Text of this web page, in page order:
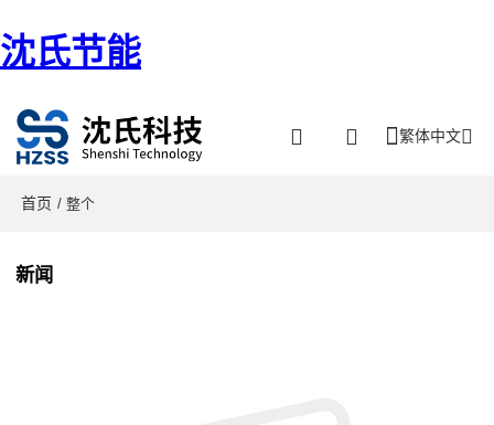
沈氏节能
繁体中文
首页 / 整个
新闻